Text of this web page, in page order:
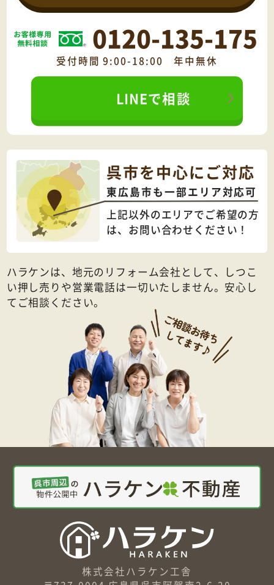
0120-135-175
受付時間 9:00-18:00 年中無休
LINEで相談
呉市を中心にご対応
東広島市も一部エリア対応可
上記以外のエリアでご希望の方
は、 お問い合わせください！
ハラケンは、地元のリフォーム会社として、しつこ
い押し売りや営業電話は一切いたしません。安心し
てご相談ください。
株式会社ハラケン工舎